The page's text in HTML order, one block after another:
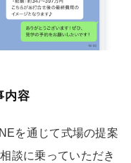
内容
を通じて式場の提案
談に乗っていただき